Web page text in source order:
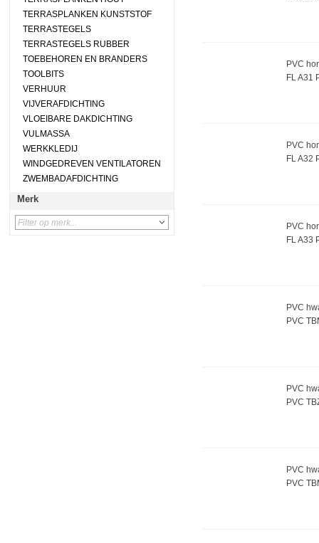
TERRASPLANKEN KUNSTSTOF
TERRASTEGELS
TERRASTEGELS RUBBER
TOEBEHOREN EN BRANDERS
TOOLBITS
VERHUUR
VIJVERAFDICHTING
VLOEIBARE DAKDICHTING
VULMASSA
WERKKLEDIJ
WINDGEDREVEN VENTILATOREN
ZWEMBADAFDICHTING
Merk
PVC
FL A31
PVC
FL A32
PVC
FL A33
PVC
PVC
PVC
PVC
PVC
PVC